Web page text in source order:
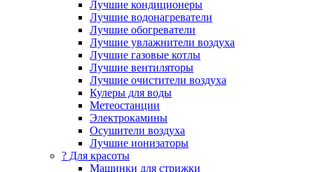
Лучшие кондиционеры
Лучшие водонагреватели
Лучшие обогреватели
Лучшие увлажнители воздуха
Лучшие газовые котлы
Лучшие вентиляторы
Лучшие очистители воздуха
Кулеры для воды
Метеостанции
Электрокамины
Осушители воздуха
Лучшие ионизаторы
? Для красоты
Машинки для стрижки